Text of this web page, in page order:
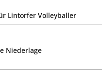
Lintorfer Volleyballer
Niederlage